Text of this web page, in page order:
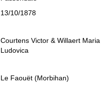
13/10/1878
Courtens Victor & Willaert Maria
Ludovica
Le Faouët (Morbihan)